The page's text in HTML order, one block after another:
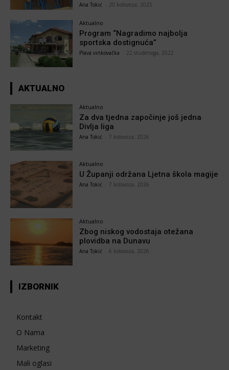
Ana Tokić 20 kolovoza, 2025
Aktualno
Program “Nagradimo najbolja
sportska dostignuća”
Plava vinkovačka 22 studenoga, 2022
AKTUALNO
Aktualno
Za dva tjedna započinje još jedna
Divlja liga
Ana Tokić 7 kolovoza, 2026
Aktualno
U Županji održana Ljetna škola magije
Ana Tokić 7 kolovoza, 2026
Aktualno
Zbog niskog vodostaja otežana
plovidba na Dunavu
Ana Tokić 6 kolovoza, 2026
IZBORNIK
Kontakt
O Nama
Marketing
Mali oglasi